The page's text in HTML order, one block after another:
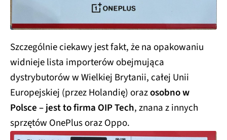
Szczególnie ciekawy jest fakt, że na opakowaniu
widnieje lista importerów obejmująca
dystrybutorów w Wielkiej Brytanii, całej Unii
Europejskiej (przez Holandię) orazosobno w
Polsce – jest to firma OIP Tech, znana z innych
sprzętów OnePlus oraz Oppo.